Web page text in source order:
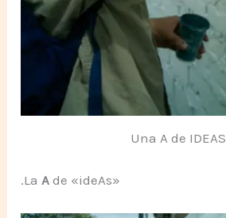
Una A de IDEAS
.La A de «ideAs»